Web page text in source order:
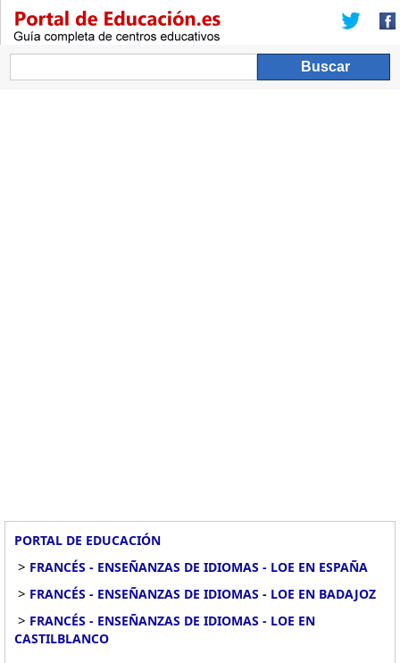
PORTAL DE EDUCACIÓN
> FRANCÉS - ENSEÑANZAS DE IDIOMAS - LOE EN ESPAÑA
> FRANCÉS - ENSEÑANZAS DE IDIOMAS - LOE EN BADAJOZ
> FRANCÉS - ENSEÑANZAS DE IDIOMAS - LOE EN
CASTILBLANCO